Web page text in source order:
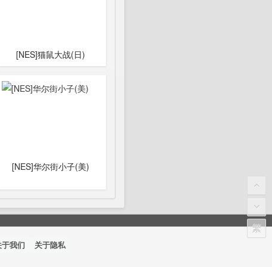
[NES]猫鼠大战(日)
[NES]华尔街小子(美)
于我们 关于隐私
繁